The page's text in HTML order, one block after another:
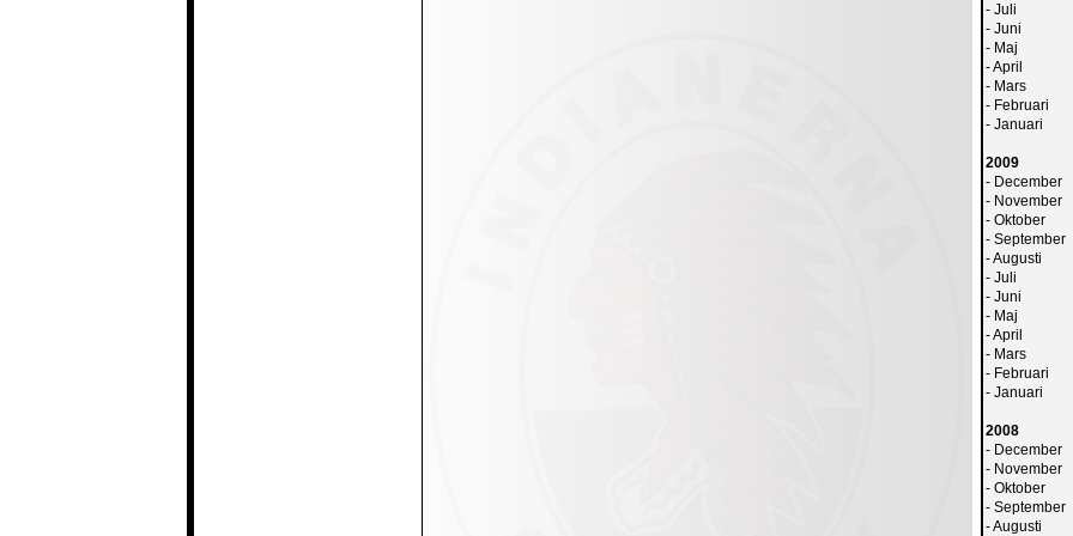
- Juli
- Juni
- Maj
-April
- Mars
- Februari
- Januari
2009
- December
- November
- Oktober
- September
-Augusti
- Juli
- Juni
- Maj
-April
- Mars
- Februari
- Januari
2008
- December
- November
- Oktober
- September
-Augusti